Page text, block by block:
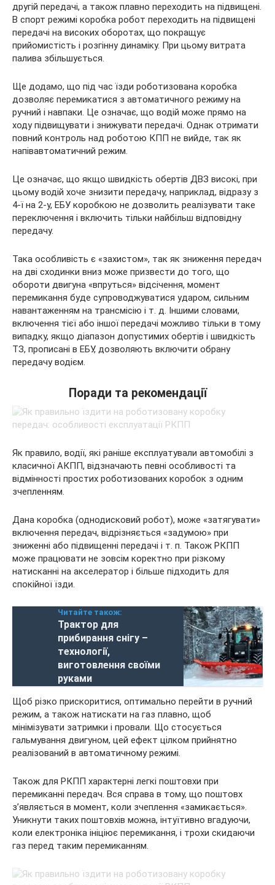
другій передачі, а також плавно переходить на підвищені.
В спорт режимі коробка робот переходить на підвищені
передачі на високих оборотах, що покращує
прийомистість і розгінну динаміку. При цьому витрата
палива збільшується.
Ще додамо, що під час їзди роботизована коробка
дозволяє перемикатися з автоматичного режиму на
ручний і навпаки. Це означає, що водій може прямо на
ходу підвищувати і знижувати передачі. Однак отримати
повний контроль над роботою КПП не вийде, так як
напівавтоматичний режим.
Це означає, що якщо швидкість обертів ДВЗ високі, при
цьому водій хоче знизити передачу, наприклад, відразу з
4-ї на 2-у, ЕБУ коробкою не дозволить реалізувати таке
переключення і включить тільки найбільш відповідну
передачу.
Така особливість є «захистом», так як зниження передач
на дві сходинки вниз може призвести до того, що
обороти двигуна «впруться» відсічення, момент
перемикання буде супроводжуватися ударом, сильним
навантаженням на трансмісію і т. д. Іншими словами,
включення тієї або іншої передачі можливо тільки в тому
випадку, якщо діапазон допустимих обертів і швидкість
ТЗ, прописані в ЕБУ, дозволяють включити обрану
передачу водієм.
Поради та рекомендації
Як правило, водії, які раніше експлуатували автомобілі з
класичної АКПП, відзначають певні особливості та
відмінності простих роботизованих коробок з одним
зчепленням.
Дана коробка (однодисковий робот), може «затягувати»
включення передач, відрізняється «задумою» при
зниженні або підвищенні передачі і т. п. Також РКПП
може працювати не зовсім коректно при різкому
натисканні на акселератор і більше підходить для
спокійної їзди.
Читайте також:
Трактор для
прибирання снігу –
технології,
виготовлення своїми
руками
Щоб різко прискоритися, оптимально перейти в ручний
режим, а також натискати на газ плавно, щоб
мінімізувати затримки і провали. Що стосується
гальмування двигуном, цей ефект цілком прийнятно
реалізований в автоматичному режимі.
Також для РКПП характерні легкі поштовхи при
перемиканні передач. Вся справа в тому, що поштовх
з’являється в момент, коли зчеплення «замикається».
Уникнути таких поштовхів можна, інтуїтивно вгадуючи,
коли електроніка ініціює перемикання, і трохи скидаючи
газ перед таким перемиканням.